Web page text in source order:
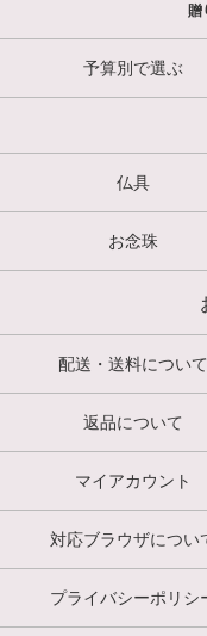
贈
予算別で選ぶ
仏具
お念珠
配送・送料について
返品について
マイアカウント
対応ブラウザについ
プライバシーポリシ